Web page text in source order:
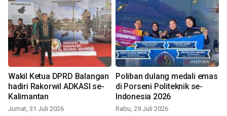
Wakil Ketua DPRD Balangan
hadiri Rakorwil ADKASI se-
Kalimantan
Jumat, 31 Juli 2026
Poliban dulang medali emas
di Porseni Politeknik se-
Indonesia 2026
Rabu, 29 Juli 2026